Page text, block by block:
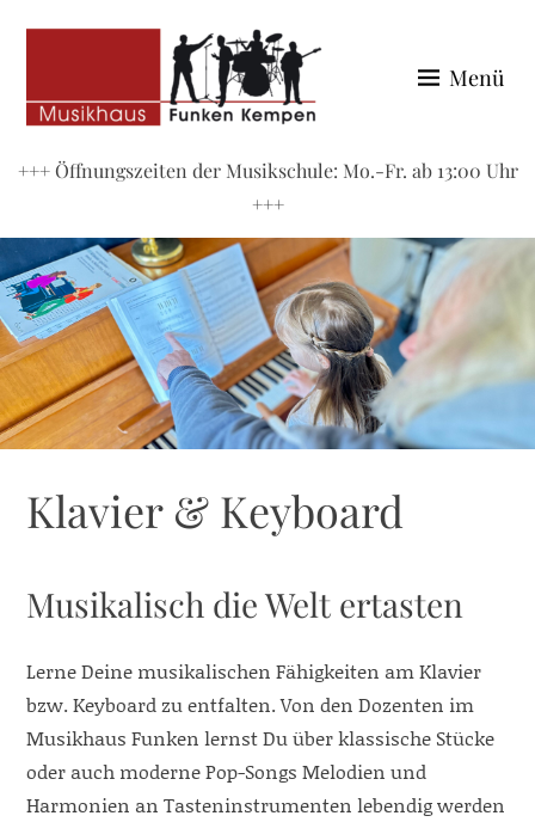
MUSIKHAUS FUNKEN
Menü
+++ Öffnungszeiten der Musikschule: Mo.-Fr. ab 13:00 Uhr
+++
Klavier & Keyboard
Musikalisch die Welt ertasten
Lerne Deine musikalischen Fähigkeiten am Klavier
bzw. Keyboard zu entfalten. Von den Dozenten im
Musikhaus Funken lernst Du über klassische Stücke
oder auch moderne Pop-Songs Melodien und
Harmonien an Tasteninstrumenten lebendig werden